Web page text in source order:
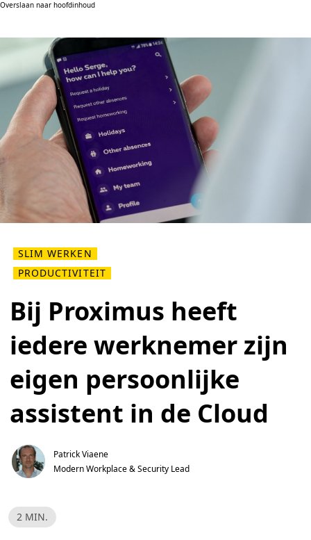
Overslaan naar hoofdinhoud
SLIM WERKEN
PRODUCTIVITEIT
Bij Proximus heeft
iedere werknemer zijn
eigen persoonlijke
assistent in de Cloud
Patrick Viaene
Modern Workplace & Security Lead
L
e
2 MIN.